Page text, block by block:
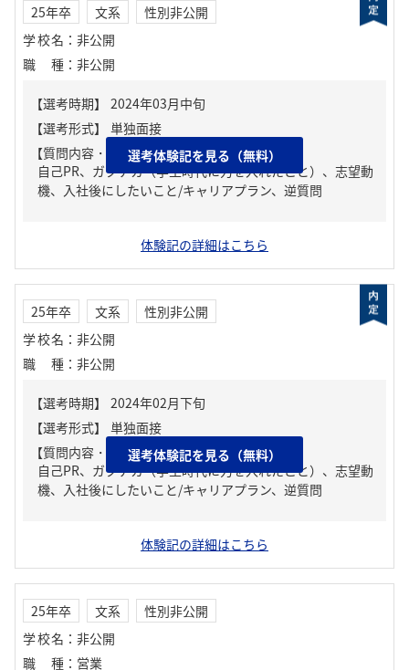
25年卒 文系
性別非公開
学校名 ： 非公開
職種 ： 非公開
【質問内容・課題】
自己PR、ガクチカ（学生時代に力を入れたこと）、志望動
機、入社後にしたいこと/キャリアプラン、逆質問
選考体験記を見る（無料）
体験記の詳細はこちら
25年卒 文系
性別非公開
学校名 ： 非公開
職種 ： 非公開
【質問内容・課題】
自己PR、ガクチカ（学生時代に力を入れたこと）、志望動
機、入社後にしたいこと/キャリアプラン、逆質問
選考体験記を見る（無料）
体験記の詳細はこちら
25年卒 文系
性別非公開
学校名 ： 非公開
職種 ： 営業